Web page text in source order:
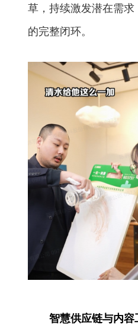
草，持续激发潜在需
的完整闭环。
智慧供应链与内